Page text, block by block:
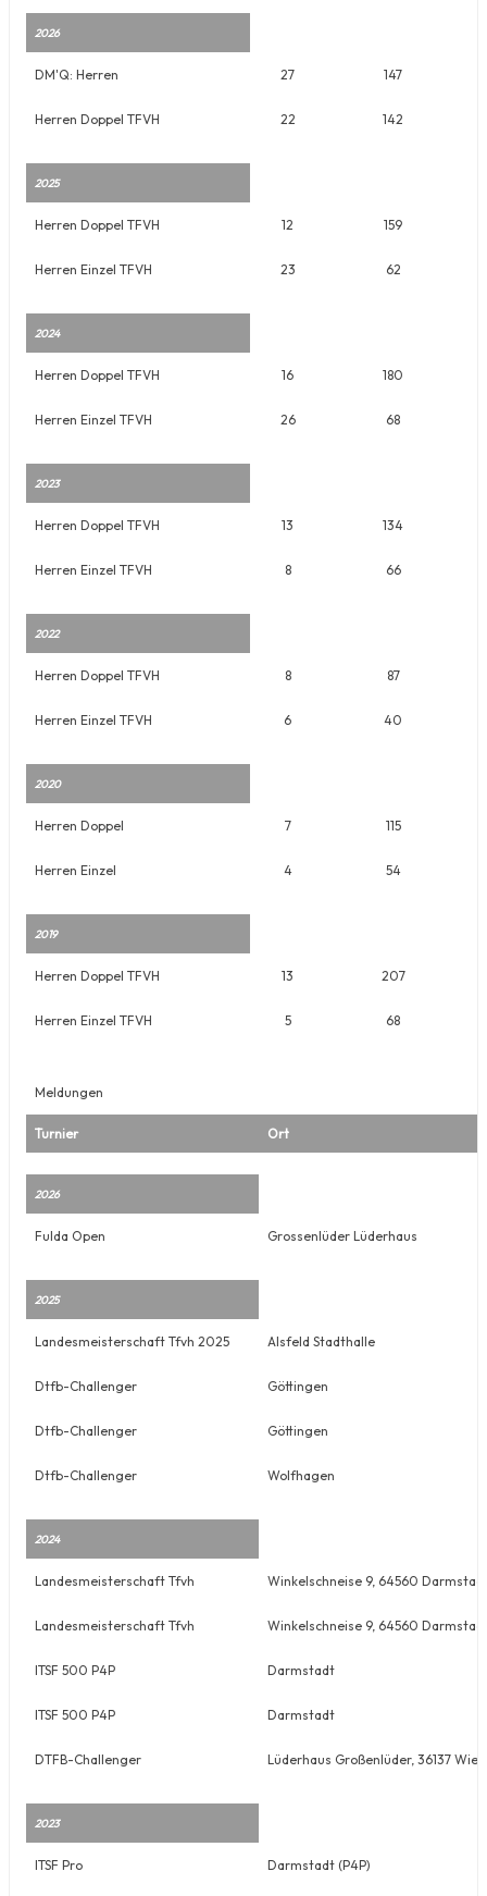
2026
DM'Q: Herren 27 147
Herren Doppel TFVH 22 142
2025
Herren Doppel TFVH 12 159
Herren Einzel TFVH 23 62
2024
Herren Doppel TFVH 16 180
Herren Einzel TFVH 26 68
2023
Herren Doppel TFVH 13 134
Herren Einzel TFVH 8 66
2022
Herren Doppel TFVH 8 87
Herren Einzel TFVH 6 40
2020
Herren Doppel 7 115
Herren Einzel 4 54
2019
Herren Doppel TFVH 13 207
Herren Einzel TFVH 5 68
Meldungen
Turnier Ort
2026
Fulda Open Grossenlüder Lüderhaus
2025
Landesmeisterschaft Tfvh 2025 Alsfeld Stadthalle
Dtfb-Challenger Göttingen
Dtfb-Challenger Göttingen
Dtfb-Challenger Wolfhagen
2024
Landesmeisterschaft Tfvh Winkelschneise 9, 64560
Landesmeisterschaft Tfvh Winkelschneise 9, 64560
ITSF 500 P4P Darmstadt
ITSF 500 P4P Darmstadt
DTFB-Challenger Lüderhaus Großenlüder, 36137
2023
ITSF Pro Darmstadt (P4P)